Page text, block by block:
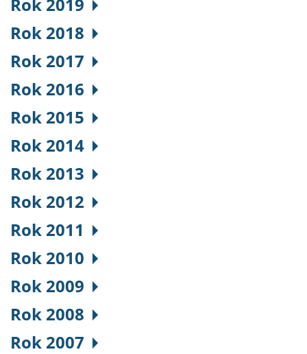
Rok 2018
Rok 2017
Rok 2016
Rok 2015
Rok 2014
Rok 2013
Rok 2012
Rok 2011
Rok 2010
Rok 2009
Rok 2008
Rok 2007